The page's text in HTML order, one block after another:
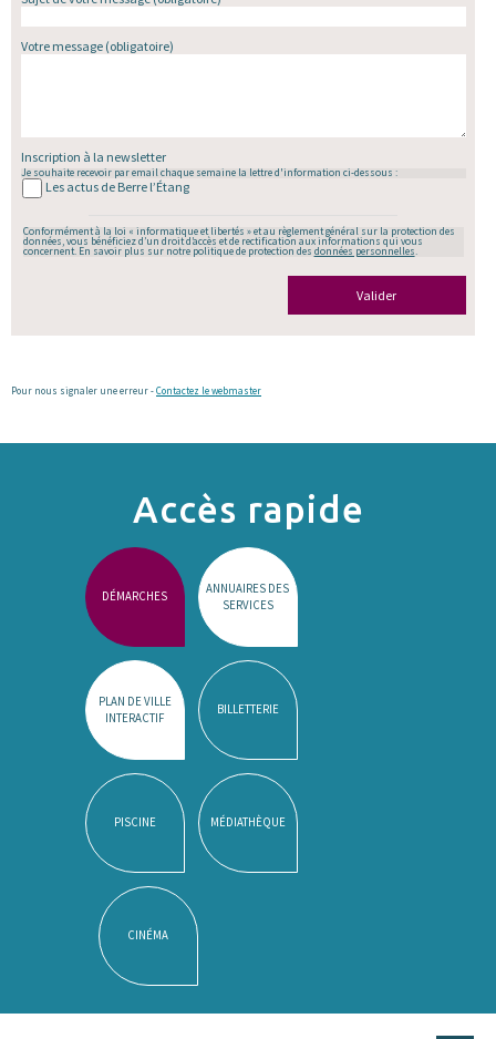
Votre message(obligatoire)
Inscription à la newsletter
Je souhaite recevoir par email chaque semaine la lettre d'information ci-dessous :
Les actus de Berre l’Étang
Conformément à la loi « informatique et libertés » et au règlement général sur la protection des
données, vous bénéficiez d’un droit d’accès et de rectification aux informations qui vous
concernent. En savoir plus sur notre politique de protection des données personnelles.
Valider
Pour nous signaler une erreur -Contactez le webmaster
Accès rapide
DÉMARCHES
ANNUAIRES DES
SERVICES
PLAN DE VILLE
INTERACTIF
BILLETTERIE
PISCINE MÉDIATHÈQUE
CINÉMA